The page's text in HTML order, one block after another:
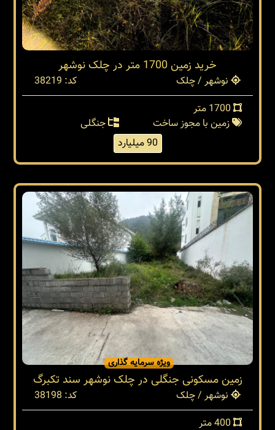
خرید زمین 1700 متر در چلک نوشهر
نوشهر / چلک
کد: 38219
زمین با مجوز ساخت
جنگلی
90 میلیارد
ویژه سرمایه گذاری
زمین مسکونی جنگلی در چلک نوشهر سند تکبرگ
نوشهر / چلک
کد: 38198